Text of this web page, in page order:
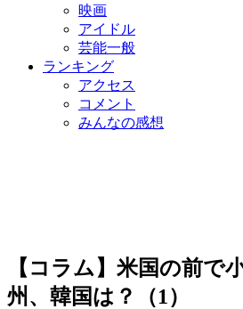
映画
アイドル
芸能一般
ランキング
アクセス
コメント
みんなの感想
【コラム】米国の前で
州、韓国は？（1）